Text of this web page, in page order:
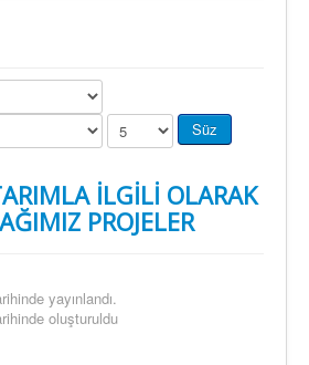
Süz
İLGİLİ OLARAK
PROJELER
yayınlandı.
oluşturuldu